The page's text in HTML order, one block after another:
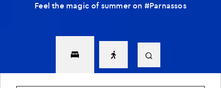
Feel the magic of summer on #Parnassos